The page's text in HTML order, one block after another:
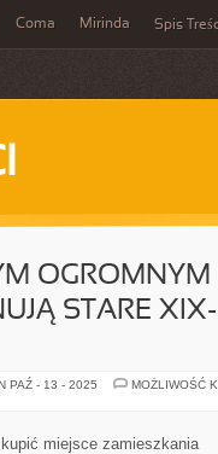
Coma Mirinda Spis
OGROMNYM
STARE
PAŹ - 13 - 2025
MOŻLIWOŚĆ
miejsce zamieszkania